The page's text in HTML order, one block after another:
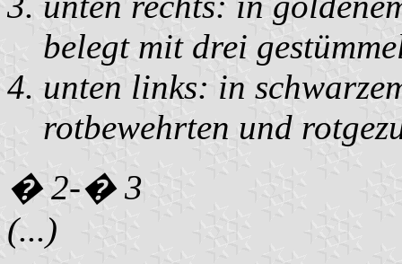
belegt mit drei
unten links: in
rotbewehrten und
� 2-� 3
(...)